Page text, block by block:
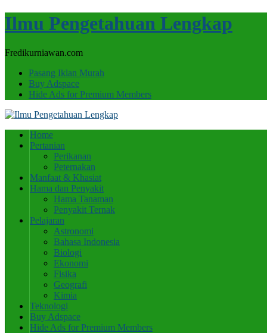
Ilmu Pengetahuan Lengkap
Fredikurniawan.com
Pasang Iklan Murah
Buy Adspace
Hide Ads for Premium Members
Home
Pertanian
Perikanan
Peternakan
Manfaat & Khasiat
Hama dan Penyakit
Hama Tanaman
Penyakit Ternak
Pelajaran
Astronomi
Bahasa Indonesia
Biologi
Ekonomi
Fisika
Geografi
Kimia
Teknologi
Buy Adspace
Hide Ads for Premium Members